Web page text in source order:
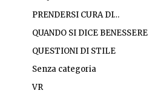
PRENDERSI CURA DI…
QUANDO SI DICE BENESSERE
QUESTIONI DI STILE
Senza categoria
VR